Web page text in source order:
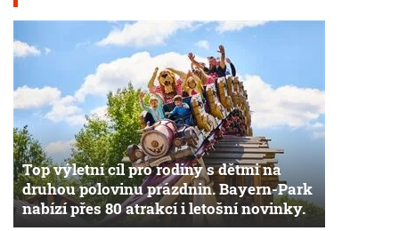
Top výletní cíl pro rodiny s dětmi na
druhou polovinu prázdnin. Bayern-Park
nabízí přes 80 atrakcí i letošní novinky.